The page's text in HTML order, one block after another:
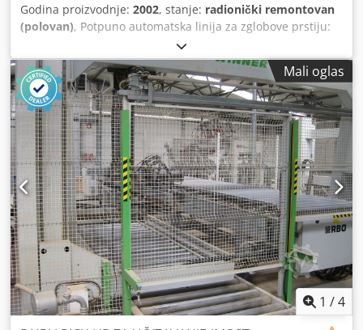
Godina proizvodnje: 2002, stanje: radionički remontovan
(polovan), Potpuno automatska linija za zglobove prstiju:
Ukucajte Doppel-Pack uz automatsko hranjenje Sa više
ukrštenih testera Pomoću mašine za automatsko slaganje
Specifikaciju: Dužina unosa drveta: min. 150 mm max. 1000
mm prosek 400 mm Dsdpfx Aeg D Ugkebmock presek
drveta: min. 20 x 40 mm max. 80 x 180 Izlazna dužina
drveta: 6030 mm Maks. Presek drveta sa 10 mm veličine
tine: Tvrdo drvo 120 cm² softwood 150 cm² Tine dizajn
vertikalno i horizontalno Tip lepka. PVAC beli lepak, 2-
bočna aplikacija za lepak Električna energija: Napon za
snabdevanje: 400 V Kontrolni napon: 24 V 50 Hz Sistem je
potpuno povezan sa kontrolnim kabinetom. Dužina tine /
verovatno presek drveta i tip lepka i dalje se mogu
prilagoditi. Kapacitet: 6 mlevenih stolova/ min radna
visina: 960mm širina tabele: 600 mm aplikacija za lepak:
dvostrana aplikacija Tehnički parametri: Ulazni materijal:
Ulazna dužina delova (min. - max.): 150-1000mm Širina
dela (min. - max.): 40-155 Debljina dela (min. - max.): 20-
Mali oglas
1 /4